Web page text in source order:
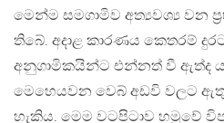
මෙන්ම සමගාමිව අත්‍යවශ්‍ය වන
තිබේ. අදාළ කාරණය කෙතරම්
අනුගාමිකයින්ට එන්නත් වී ඇත්ද
මෙහෙයවන වෙබ් අඩවි වලට
හැකිය. මෙම වටපිටාව හමුවේ